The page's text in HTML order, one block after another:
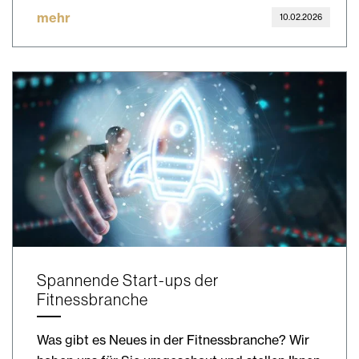
mehr 10.02.2026
Spannende Start-ups der
Fitnessbranche
Was gibt es Neues in der Fitnessbranche? Wir